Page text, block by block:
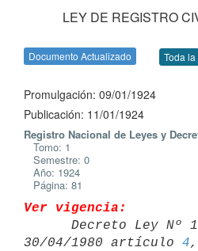
LEY DE REGISTRO
Documento Actualizado Toda
Promulgación: 09/01/1924
Publicación: 11/01/1924
Registro Nacional de Leyes y
Tomo: 1
Semestre: 0
Año: 1924
Página: 81
Ver vigencia:
30/04/1980 artículo 4,